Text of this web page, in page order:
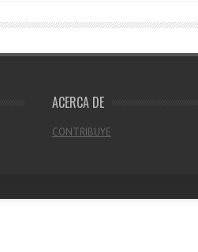
ACERCA DE
CONTRIBUYE